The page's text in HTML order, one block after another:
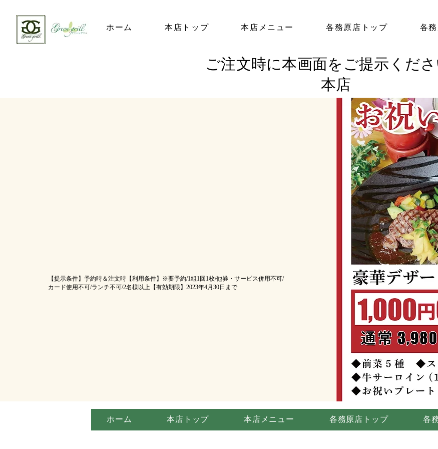
ホーム 本店トップ 本店メニュー 各務原店トップ 各
ご注文時に本画面をご提示くださ
本店
【提示条件】 予約時＆注文時 【利用条件】 ※要予約/1組1回1枚/他券・サービス併用不可/
カード使用不可/ランチ不可/2名様以上 【有効期限】 2023年4月30日まで
ホーム 本店トップ 本店メニュー 各務原店トップ 各